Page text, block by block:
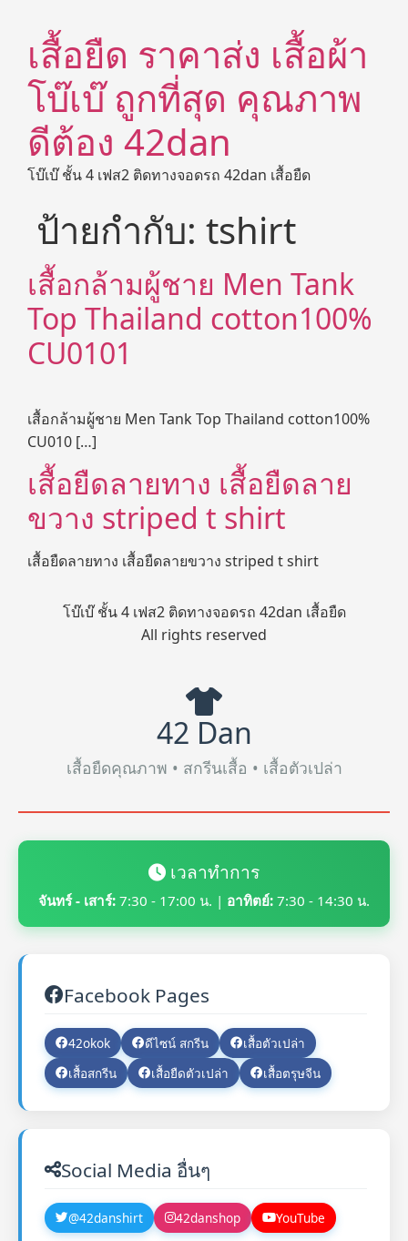
เสื้อยืด ราคาส่ง เสื้อผ้า
โบ๊เบ๊ ถูกที่สุด คุณภาพ
ดีต้อง 42dan
โบ๊เบ๊ ชั้น 4 เฟส2 ติดทางจอดรถ 42dan เสื้อยืด
ป้ายกำกับ: tshirt
เสื้อกล้ามผู้ชาย Men Tank
Top Thailand cotton100%
CU0101
เสื้อกล้ามผู้ชาย Men Tank Top Thailand cotton100%
CU010 […]
เสื้อยืดลายทาง เสื้อยืดลาย
ขวาง striped t shirt
เสื้อยืดลายทาง เสื้อยืดลายขวาง striped t shirt
โบ๊เบ๊ ชั้น 4 เฟส2 ติดทางจอดรถ 42dan เสื้อยืด
All rights reserved
42 Dan
เสื้อยืดคุณภาพ • สกรีนเสื้อ • เสื้อตัวเปล่า
เวลาทำการ
จันทร์ - เสาร์: 7:30 - 17:00 น. | อาทิตย์: 7:30 - 14:30 น.
Facebook Pages
42okok ดีไซน์ สกรีน
เสื้อตัวเปล่า
เสื้อสกรีน
เสื้อยืดตัวเปล่า เสื้อตรุษจีน
Social Media อื่นๆ
@42danshirt 42danshop YouTube